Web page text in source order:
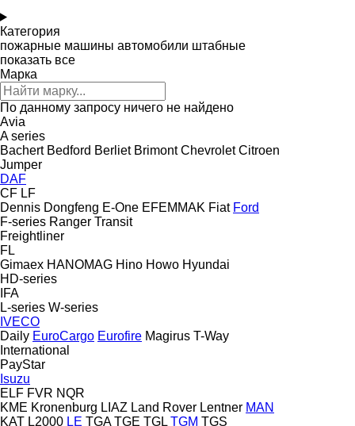
Категория
пожарные машины автомобили штабные
показать все
Марка
По данному запросу ничего не найдено
Avia
A series
Bachert Bedford Berliet Brimont Chevrolet Citroen
Jumper
DAF
CF LF
Dennis Dongfeng E-One EFEMMAK Fiat Ford
F-series Ranger Transit
Freightliner
FL
Gimaex HANOMAG Hino Howo Hyundai
HD-series
IFA
L-series W-series
IVECO
Daily EuroCargo Eurofire Magirus T-Way
International
PayStar
Isuzu
ELF FVR NQR
KME Kronenburg LIAZ Land Rover Lentner MAN
KAT L2000 LE TGA TGE TGL TGM TGS